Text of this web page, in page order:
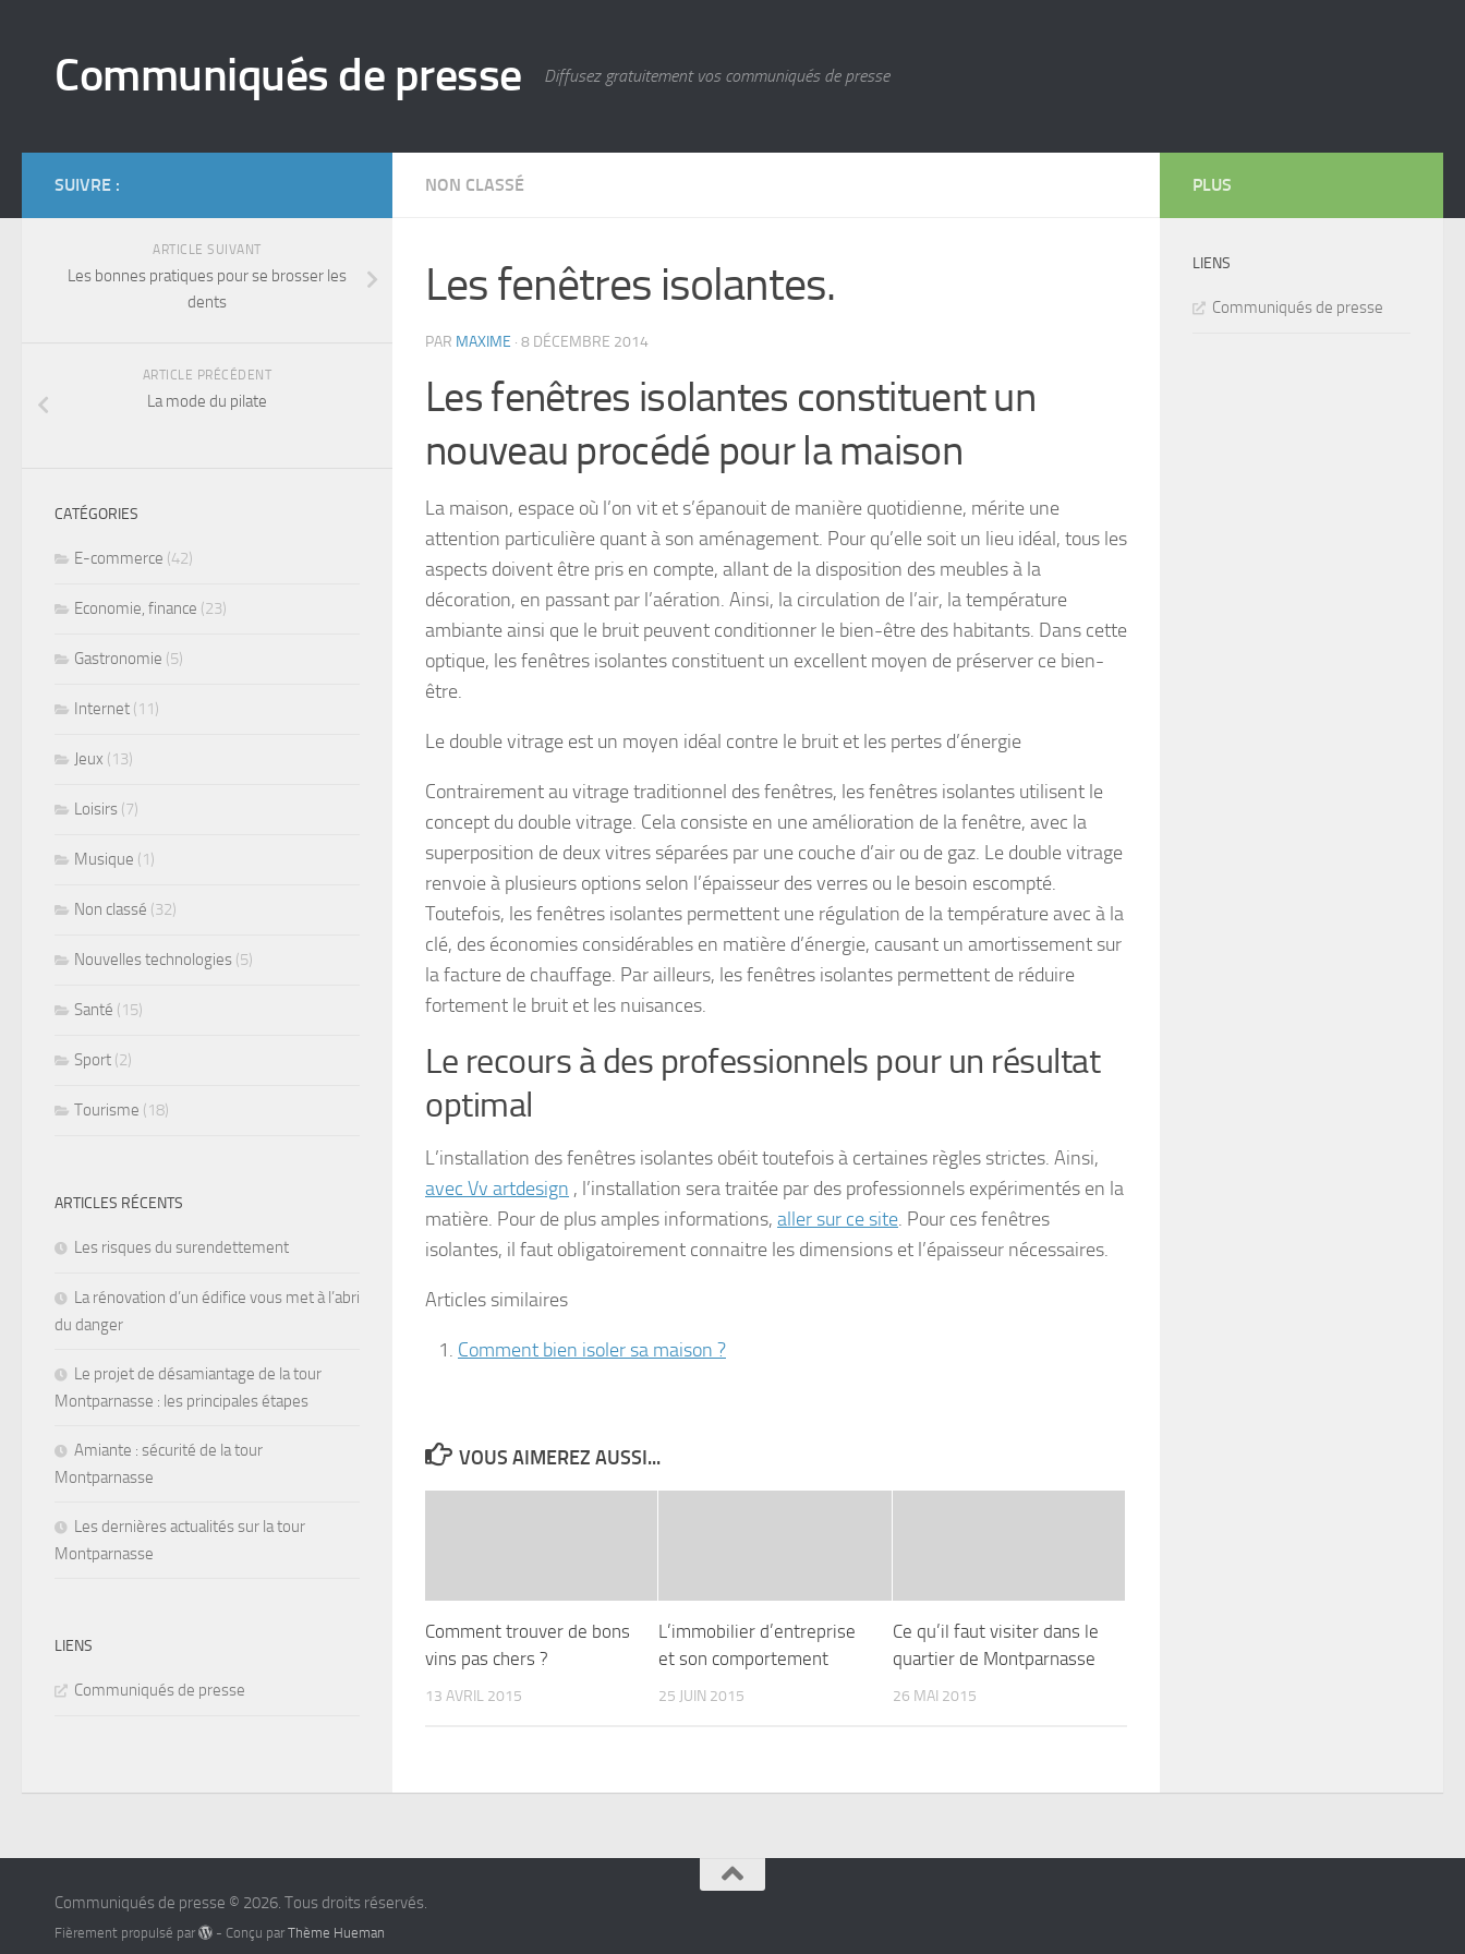
Communiqués de presse Diffusez gratuitement vos communiqués de presse
NON CLASSÉ
Les fenêtres isolantes.
PAR MAXIME · 8 DÉCEMBRE 2014
Les fenêtres isolantes constituent un
nouveau procédé pour la maison
La maison, espace où l’on vit et s’épanouit de manière quotidienne, mérite une
attention particulière quant à son aménagement. Pour qu’elle soit un lieu idéal, tous les
aspects doivent être pris en compte, allant de la disposition des meubles à la
décoration, en passant par l’aération. Ainsi, la circulation de l’air, la température
ambiante ainsi que le bruit peuvent conditionner le bien-être des habitants. Dans cette
optique, les fenêtres isolantes constituent un excellent moyen de préserver ce bien-
être.
Le double vitrage est un moyen idéal contre le bruit et les pertes d’énergie
Contrairement au vitrage traditionnel des fenêtres, les fenêtres isolantes utilisent le
concept du double vitrage. Cela consiste en une amélioration de la fenêtre, avec la
superposition de deux vitres séparées par une couche d’air ou de gaz. Le double vitrage
renvoie à plusieurs options selon l’épaisseur des verres ou le besoin escompté.
Toutefois, les fenêtres isolantes permettent une régulation de la température avec à la
clé, des économies considérables en matière d’énergie, causant un amortissement sur
la facture de chauffage. Par ailleurs, les fenêtres isolantes permettent de réduire
fortement le bruit et les nuisances.
Le recours à des professionnels pour un résultat
optimal
L’installation des fenêtres isolantes obéit toutefois à certaines règles strictes. Ainsi,
avec Vv artdesign , l’installation sera traitée par des professionnels expérimentés en la
matière. Pour de plus amples informations, aller sur ce site. Pour ces fenêtres
isolantes, il faut obligatoirement connaitre les dimensions et l’épaisseur nécessaires.
Articles similaires
Comment bien isoler sa maison ?
VOUS AIMEREZ AUSSI...
Comment trouver de bons
vins pas chers ?
13 AVRIL 2015
L’immobilier d’entreprise
et son comportement
25 JUIN 2015
Ce qu’il faut visiter dans le
quartier de Montparnasse
26 MAI 2015
SUIVRE :
ARTICLE SUIVANT
Les bonnes pratiques pour se brosser les
dents
ARTICLE PRÉCÉDENT
La mode du pilate
CATÉGORIES
E-commerce (42)
Economie, finance (23)
Gastronomie (5)
Internet (11)
Jeux (13)
Loisirs (7)
Musique (1)
Non classé (32)
Nouvelles technologies (5)
Santé (15)
Sport (2)
Tourisme (18)
ARTICLES RÉCENTS
Les risques du surendettement
La rénovation d’un édifice vous met à l’abri
du danger
Le projet de désamiantage de la tour
Montparnasse : les principales étapes
Amiante : sécurité de la tour
Montparnasse
Les dernières actualités sur la tour
Montparnasse
LIENS
Communiqués de presse
PLUS
LIENS
Communiqués de presse
Communiqués de presse © 2026. Tous droits réservés.
Fièrement propulsé par - Conçu parThème Hueman